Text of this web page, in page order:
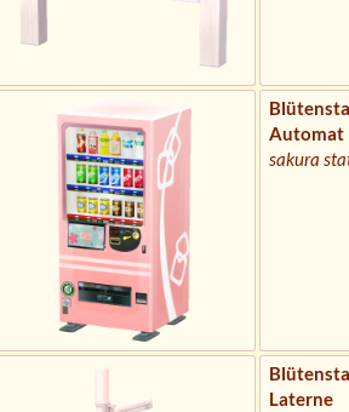
Automat
sakura
Laterne